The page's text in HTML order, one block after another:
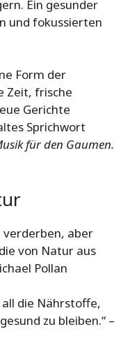
Ein gesunder
und fokussierten
Form der
Zeit, frische
Gerichte
Sprichwort
für den Gaumen.
verderben, aber
von Natur aus
Pollan
die Nährstoffe,
zu bleiben.“ –